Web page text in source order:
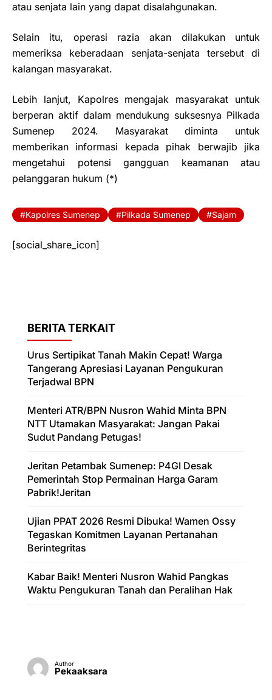
atau senjata lain yang dapat disalahgunakan.
Selain itu, operasi razia akan dilakukan untuk
memeriksa keberadaan senjata-senjata tersebut di
kalangan masyarakat.
Lebih lanjut, Kapolres mengajak masyarakat untuk
berperan aktif dalam mendukung suksesnya Pilkada
Sumenep 2024. Masyarakat diminta untuk
memberikan informasi kepada pihak berwajib jika
mengetahui potensi gangguan keamanan atau
pelanggaran hukum (*)
Kapolres Sumenep Pilkada Sumenep Sajam
[social_share_icon]
BERITA TERKAIT
Urus Sertipikat Tanah Makin Cepat! Warga
Tangerang Apresiasi Layanan Pengukuran
Terjadwal BPN
Menteri ATR/BPN Nusron Wahid Minta BPN
NTT Utamakan Masyarakat: Jangan Pakai
Sudut Pandang Petugas!
Jeritan Petambak Sumenep: P4GI Desak
Pemerintah Stop Permainan Harga Garam
Pabrik!Jeritan
Ujian PPAT 2026 Resmi Dibuka! Wamen Ossy
Tegaskan Komitmen Layanan Pertanahan
Berintegritas
Kabar Baik! Menteri Nusron Wahid Pangkas
Waktu Pengukuran Tanah dan Peralihan Hak
Author
Pekaaksara